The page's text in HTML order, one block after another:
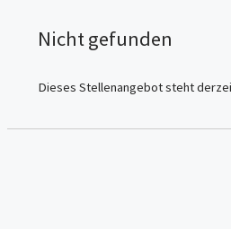
Nicht gefunden
Dieses Stellenangebot steht